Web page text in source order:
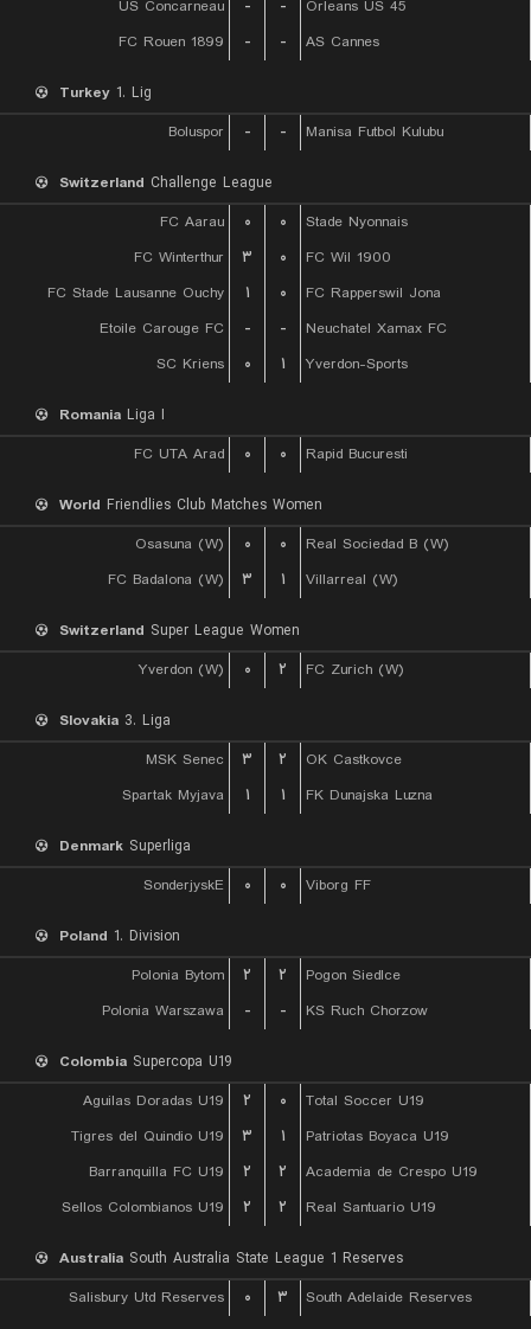
US Concarneau
- -
Orleans US 45
FC Rouen 1899
- - AS Cannes
Turkey 1. Lig
Boluspor
- - Manisa Futbol Kulubu
Switzerland Challenge League
FC Aarau
۰ ۰
Stade Nyonnais
FC Winterthur
۳ ۰
FC Wil 1900
FC Stade Lausanne Ouchy
۱ ۰
FC Rapperswil Jona
Etoile Carouge FC
- -
Neuchatel Xamax FC
SC Kriens
۰ ۱ Yverdon-Sports
Romania Liga I
FC UTA Arad
۰ ۰ Rapid Bucuresti
World Friendlies Club Matches Women
Osasuna (W)
۰ ۰
Real Sociedad B (W)
FC Badalona (W)
۳ ۱ Villarreal (W)
Switzerland Super League Women
Yverdon (W)
۰ ۲ FC Zurich (W)
Slovakia 3. Liga
MSK Senec
۳ ۲
OK Castkovce
Spartak Myjava
۱ ۱ FK Dunajska Luzna
Denmark Superliga
SonderjyskE
۰ ۰ Viborg FF
Poland 1. Division
Polonia Bytom
۲ ۲
Pogon Siedlce
Polonia Warszawa
- - KS Ruch Chorzow
Colombia Supercopa U19
Aguilas Doradas U19
۲ ۰
Total Soccer U19
Tigres del Quindio U19
۳ ۱
Patriotas Boyaca U19
Barranquilla FC U19
۲ ۲
Academia de Crespo U19
Sellos Colombianos U19
۲ ۲ Real Santuario U19
Australia South Australia State League 1 Reserves
Salisbury Utd Reserves
۰ ۳ South Adelaide Reserves